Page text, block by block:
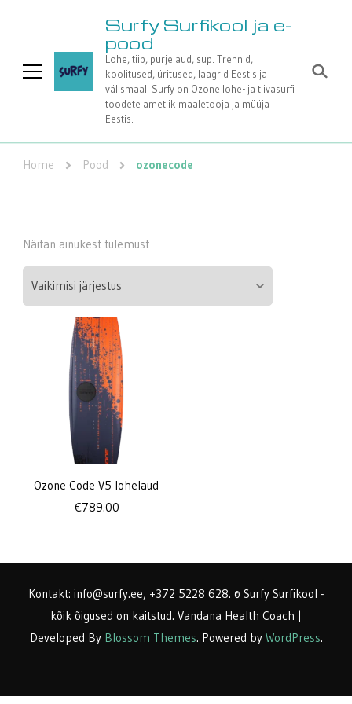
Surfy Surfikool ja e-
pood
Lohe, tiib, purjelaud, sup. Trennid,
koolitused, üritused, laagrid Eestis ja
välismaal. Surfy on Ozone lohe- ja tiivasurfi
toodete ametlik maaletooja ja müüja
Eestis.
Home Pood ozonecode
Näitan ainukest tulemust
Ozone Code V5 lohelaud
€789.00
Kontakt: info@surfy.ee, +372 5228 628. © Surfy Surfikool -
kõik õigused on kaitstud. Vandana Health Coach |
Developed By Blossom Themes. Powered by WordPress.